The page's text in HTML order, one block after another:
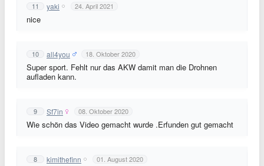
11 yaki 24. April 2021
nice
10 all4you 18. Oktober 2020
Super sport. Fehlt nur das AKW damit man die Drohnen
aufladen kann.
9 Sf7in 08. Oktober 2020
Wie schön das Video gemacht wurde .Erfunden gut gemacht
8 kimithefinn 01. August 2020